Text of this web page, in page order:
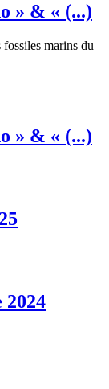
» & « (...)
marins du
» & « (...)
2024